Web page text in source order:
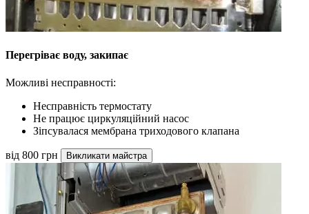
Перегріває воду, закипає
Можливі несправності:
Несправність термостату
Не працює циркуляційний насос
Зіпсувалася мембрана триходового клапана
від 800 грн Викликати майстра